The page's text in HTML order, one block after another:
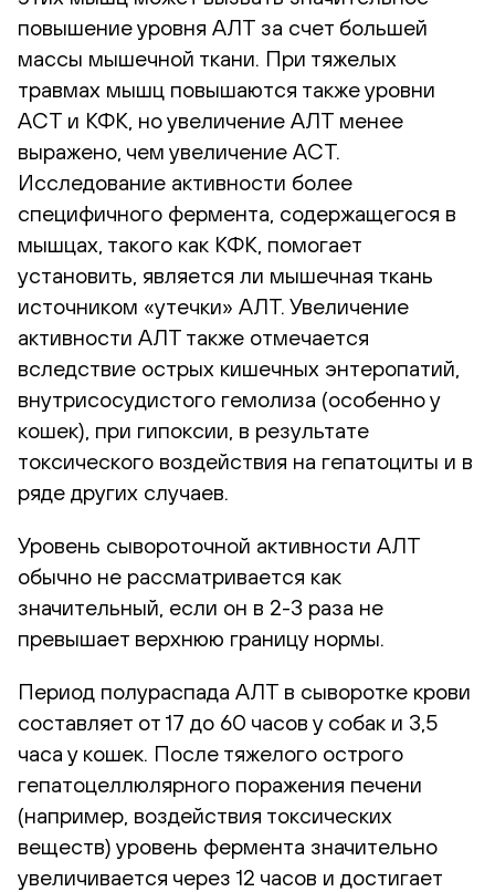
повышение уровня АЛТ за счет большей
массы мышечной ткани. При тяжелых
травмах мышц повышаются также уровни
АСТ и КФК, но увеличение АЛТ менее
выражено, чем увеличение АСТ.
Исследование активности более
специфичного фермента, содержащегося в
мышцах, такого как КФК, помогает
установить, является ли мышечная ткань
источником «утечки» АЛТ. Увеличение
активности АЛТ также отмечается
вследствие острых кишечных энтеропатий,
внутрисосудистого гемолиза (особенно у
кошек), при гипоксии, в результате
токсического воздействия на гепатоциты и в
ряде других случаев.
Уровень сывороточной активности АЛТ
обычно не рассматривается как
значительный, если он в 2-3 раза не
превышает верхнюю границу нормы.
Период полураспада АЛТ в сыворотке крови
составляет от 17 до 60 часов у собак и 3,5
часа у кошек. После тяжелого острого
гепатоцеллюлярного поражения печени
(например, воздействия токсических
веществ) уровень фермента значительно
увеличивается через 12 часов и достигает